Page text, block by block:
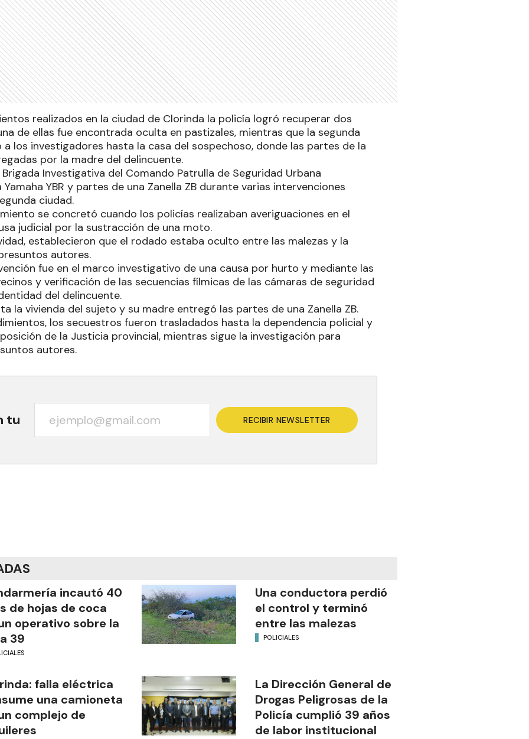
realizados en la ciudad de Clorinda la policía logró recuperar dos
de ellas fue encontrada oculta en pastizales, mientras que la segunda
los investigadores hasta la casa del sospechoso, donde las partes de la
por la madre del delincuente.
Investigativa del Comando Patrulla de Seguridad Urbana
YBR y partes de una Zanella ZB durante varias intervenciones
ciudad.
se concretó cuando los policías realizaban averiguaciones en el
judicial por la sustracción de una moto.
establecieron que el rodado estaba oculto entre las malezas y la
autores.
fue en el marco investigativo de una causa por hurto y mediante las
y verificación de las secuencias fílmicas de las cámaras de seguridad
del delincuente.
la vivienda del sujeto y su madre entregó las partes de una Zanella ZB.
los secuestros fueron trasladados hasta la dependencia policial y
de la Justicia provincial, mientras sigue la investigación para
autores.
tu RECIBIR NEWSLETTER
incautó 40
de hojas de coca
operativo sobre la
39
Una conductora perdió
el control y terminó
entre las malezas
POLICIALES
falla eléctrica
una camioneta
complejo de
La Dirección General de
Drogas Peligrosas de la
Policía cumplió 39 años
de labor institucional